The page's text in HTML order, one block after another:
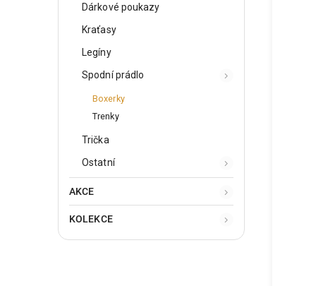
Dárkové poukazy
Kraťasy
Legíny
Spodní prádlo
Boxerky
Trenky
Trička
Ostatní
AKCE
KOLEKCE